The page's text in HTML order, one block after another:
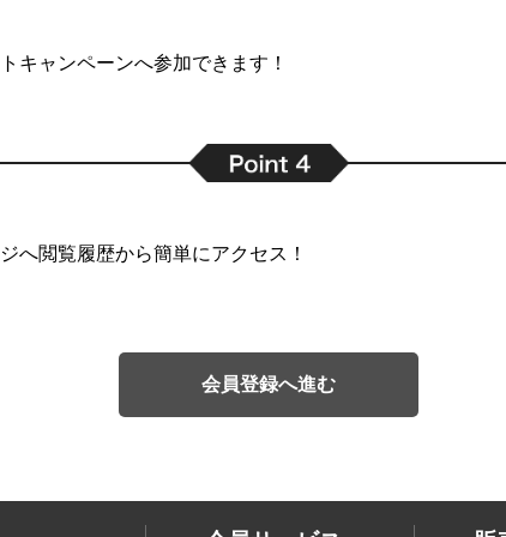
キャンペーンへ参加できます！
へ閲覧履歴から簡単にアクセス！
会員登録へ進む